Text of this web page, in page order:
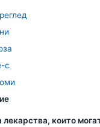
с
които